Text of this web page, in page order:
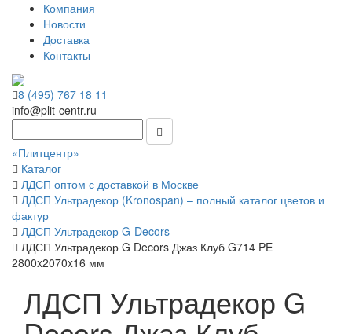
Компания
Новости
Доставка
Контакты
8 (495) 767 18 11
info@plit-centr.ru
«Плитцентр»
Каталог
ЛДСП оптом с доставкой в Москве
ЛДСП Ультрадекор (Kronospan) – полный каталог цветов и
фактур
ЛДСП Ультрадекор G-Decors
ЛДСП Ультрадекор G Decors Джаз Клуб G714 PE
2800x2070x16 мм
ЛДСП Ультрадекор G